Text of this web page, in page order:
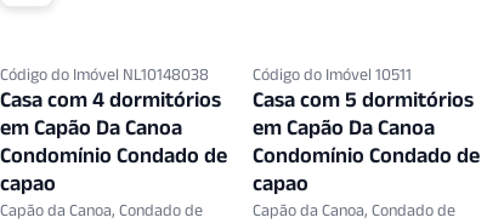
Código do Imóvel NL10148038
Casa com 4 dormitórios
em Capão Da Canoa
Condomínio Condado de
capao
Capão da Canoa, Condado de
Código do Imóvel 10511
Casa com 5 dormitórios
em Capão Da Canoa
Condomínio Condado de
capao
Capão da Canoa, Condado de